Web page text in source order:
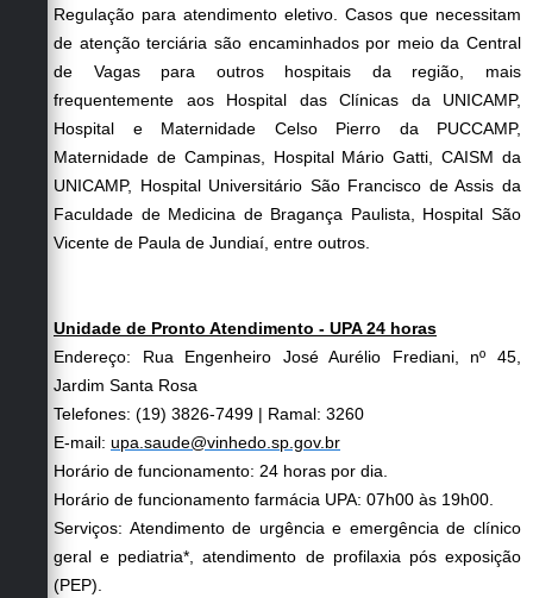
Fala.BR
Listagem dos CEPs de Vinhedo
Acesso à Informação
Contratos
Associação dos Servidores Públicos Municipais de
Vinhedo
Carta de Serviços
Arquivos para Download
Galeria de Vídeos
Contas Públicas
Links Úteis
Regulação para atendimento eletivo. Casos que necessitam
de atenção terciária são encaminhados por meio da Central
de Vagas para outros hospitais da região, mais
frequentemente aos Hospital das Clínicas da UNICAMP,
Hospital e Maternidade Celso Pierro da PUCCAMP,
Maternidade de Campinas, Hospital Mário Gatti, CAISM da
UNICAMP, Hospital Universitário São Francisco de Assis da
Faculdade de Medicina de Bragança Paulista, Hospital São
Vicente de Paula de Jundiaí, entre outros.
Unidade de Pronto Atendimento - UPA 24 horas
Endereço: Rua Engenheiro José Aurélio Frediani, nº 45,
Jardim Santa Rosa
Telefones: (19) 3826-7499 | Ramal: 3260
E-mail: upa.saude@vinhedo.sp.gov.br
Horário de funcionamento: 24 horas por dia.
Horário de funcionamento farmácia UPA: 07h00 às 19h00.
Serviços: Atendimento de urgência e emergência de clínico
geral e pediatria*, atendimento de profilaxia pós exposição
(PEP).